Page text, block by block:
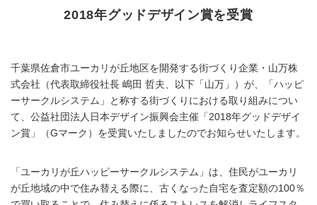
2018年グッドデザイン賞を受賞
千葉県佐倉市ユーカリが丘地区を開発する街づくり企業・山万株
式会社（代表取締役社長 嶋田 哲夫、以下「山万」）が、「ハッピ
ーサークルシステム」と称する街づくりにおける取り組みについ
て、公益社団法人日本デザイン振興会主催「2018年グッドデザイ
ン賞」（Gマーク）を受賞いたしましたのでお知らせいたします。
「ユーカリが丘ハッピーサークルシステム」は、住民がユーカリ
が丘地域の中で住み替える際に、古くなった自宅を査定額の100％